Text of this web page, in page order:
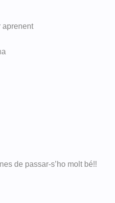
aprenent
de passar-s’ho molt bé!!